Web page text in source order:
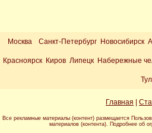
Москва Санкт-Петербург Новосибирск
Красноярск Киров Липецк Набережные
Главная
Все рекламные материалы (контент) размещается
материалов (контента). Подробнее об